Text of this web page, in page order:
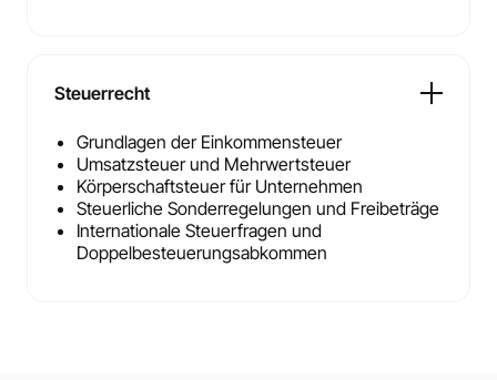
Steuerrecht
Grundlagen der Einkommensteuer
Umsatzsteuer und Mehrwertsteuer
Körperschaftsteuer für Unternehmen
Steuerliche Sonderregelungen und Freibeträge
Internationale Steuerfragen und
Doppelbesteuerungsabkommen